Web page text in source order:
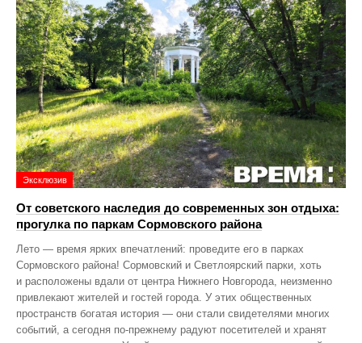
Эксклюзив
От советского наследия до современных зон отдыха:
прогулка по паркам Сормовского района
Лето — время ярких впечатлений: проведите его в парках
Сормовского района! Сормовский и Светлоярский парки, хоть
и расположены вдали от центра Нижнего Новгорода, неизменно
привлекают жителей и гостей города. У этих общественных
пространств богатая история — они стали свидетелями многих
событий, а сегодня по‑прежнему радуют посетителей и хранят